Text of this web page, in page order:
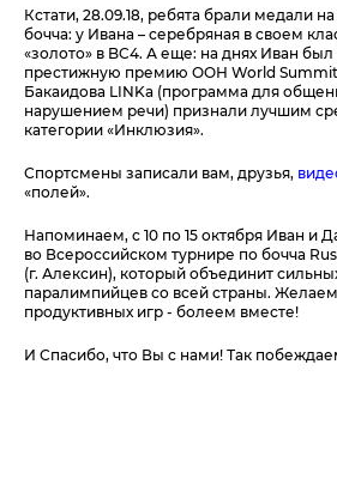
Кстати, 28.09.18, ребята брали медали
бочча: у Ивана – серебряная в своем
«золото» в BC4. А еще: на днях Иван
престижную премию ООН World Summit
Бакаидова LINKa (программа для
нарушением речи) признали лучшим
категории «Инклюзия».
Спортсмены записали вам, друзья,
«полей».
Напоминаем, с 10 по 15 октября Иван и
во Всероссийском турнире по бочча
(г. Алексин), который объединит
паралимпийцев со всей страны.
продуктивных игр - болеем вместе!
И Спасибо, что Вы с нами! Так